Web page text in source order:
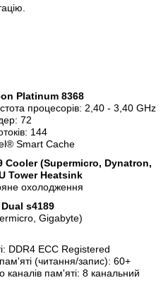
Platinum 8368
процесорів: 2,40 - 3,40 GHz
72
144
Smart Cache
Cooler (Supermicro, Dynatron,
Tower Heatsink
охолодження
s4189
Gigabyte)
DDR4 ECC Registered
(читання/запис): 60+
каналів пам'яті: 8 канальний